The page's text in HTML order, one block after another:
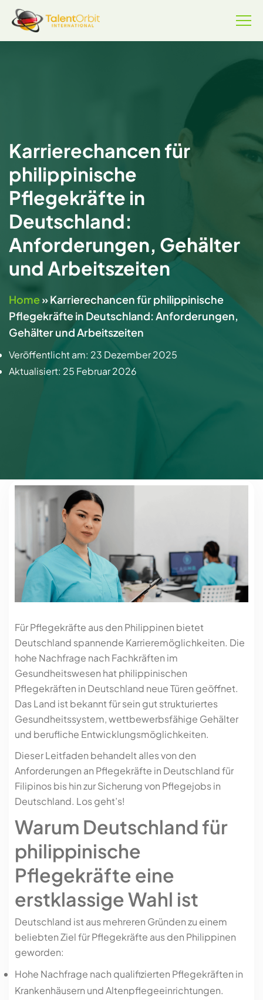
Karrierechancen für
philippinische
Pflegekräfte in
Deutschland:
Anforderungen, Gehälter
und Arbeitszeiten
Home»Karrierechancen für philippinische
Pflegekräfte in Deutschland: Anforderungen,
Gehälter und Arbeitszeiten
Veröffentlicht am: 23 Dezember 2025
Aktualisiert: 25 Februar 2026
Für Pflegekräfte aus den Philippinen bietet
Deutschland spannende Karrieremöglichkeiten. Die
hohe Nachfrage nach Fachkräften im
Gesundheitswesen hat philippinischen
Pflegekräften in Deutschland neue Türen geöffnet.
Das Land ist bekannt für sein gut strukturiertes
Gesundheitssystem, wettbewerbsfähige Gehälter
und berufliche Entwicklungsmöglichkeiten.
Dieser Leitfaden behandelt alles von den
Anforderungen an Pflegekräfte in Deutschland für
Filipinos bis hin zur Sicherung von Pflegejobs in
Deutschland. Los geht’s!
Warum Deutschland für
philippinische
Pflegekräfte eine
erstklassige Wahl ist
Deutschland ist aus mehreren Gründen zu einem
beliebten Ziel für Pflegekräfte aus den Philippinen
geworden:
Hohe Nachfrage nach qualifizierten Pflegekräften in
Krankenhäusern und Altenpflegeeinrichtungen.